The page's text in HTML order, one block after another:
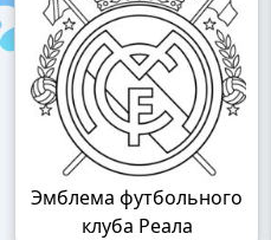
Эмблема футбольного
клуба Реала